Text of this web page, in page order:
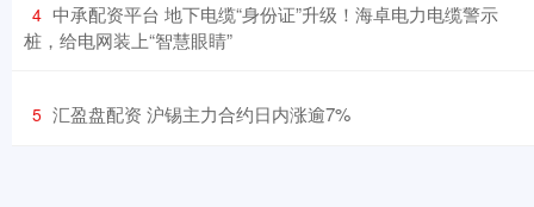
4 ​中承配资平台 地下电缆“身份证”升级！海卓电力电缆警示
桩，给电网装上“智慧眼睛”
5 ​汇盈盘配资 沪锡主力合约日内涨逾7%